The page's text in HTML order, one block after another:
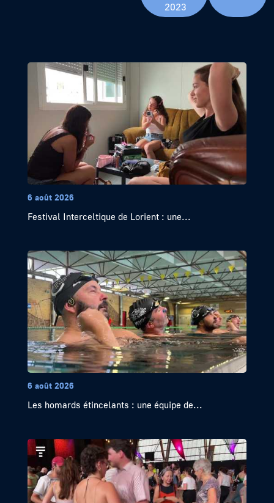
2023
6 août 2026
Festival Interceltique de Lorient : une...
6 août 2026
Les homards étincelants : une équipe de...